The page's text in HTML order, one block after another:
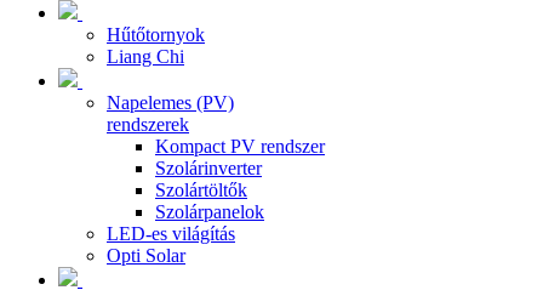
Hűtőtornyok
Liang Chi
Napelemes (PV)
rendszerek
Kompact PV rendszer
Szolárinverter
Szolártöltők
Szolárpanelok
LED-es világítás
Opti Solar